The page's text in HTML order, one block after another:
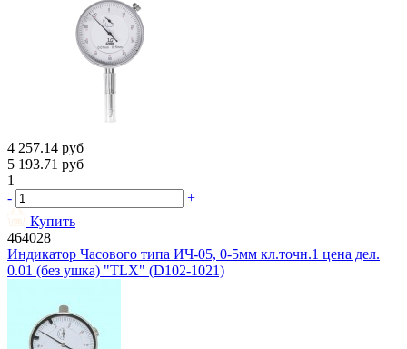
4 257.14 руб
5 193.71 руб
1
-
+
Купить
464028
Индикатор Часового типа ИЧ-05, 0-5мм кл.точн.1 цена дел.
0.01 (без ушка) "TLX" (D102-1021)